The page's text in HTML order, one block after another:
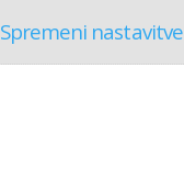
Spremeni nastavitve